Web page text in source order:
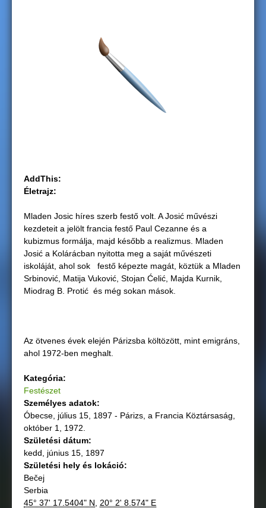
y
AddThis:
Életrajz:
Mladen Josic híres szerb festő volt. A Josić művészi
kezdeteit a jelölt francia festő Paul Cezanne és a
kubizmus formálja, majd később a realizmus. Mladen
Josić a Kolárácban nyitotta meg a saját művészeti
iskoláját, ahol sok festő képezte magát, köztük a Mladen
Srbinović, Matija Vuković, Stojan Ćelić, Majda Kurnik,
Miodrag B. Protić és még sokan mások.​
Az ötvenes évek elején Párizsba költözött, mint emigráns,
ahol 1972-ben meghalt.
Kategória:
Festészet
Személyes adatok:
Óbecse, július 15, 1897 - Párizs, a Francia Köztársaság,
október 1, 1972.
Születési dátum:
kedd, június 15, 1897
Születési hely és lokáció:
Bečej
Serbia
45° 37' 17.5404" N
20° 2' 8.574" E